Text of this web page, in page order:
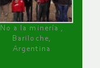
No a la minería ,
Bariloche,
Argentina